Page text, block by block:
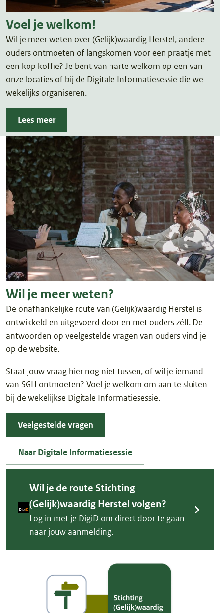
Voel je welkom!
Wil je meer weten over (Gelijk)waardig Herstel, andere
ouders ontmoeten of langskomen voor een praatje met
een kop koffie? Je bent van harte welkom op een van
onze locaties of bij de Digitale Informatiesessie die we
wekelijks organiseren.
Lees meer
Wil je meer weten?
De onafhankelijke route van (Gelijk)waardig Herstel is
ontwikkeld en uitgevoerd door en met ouders zélf. De
antwoorden op veelgestelde vragen van ouders vind je
op de website.
Staat jouw vraag hier nog niet tussen, of wil je iemand
van SGH ontmoeten? Voel je welkom om aan te sluiten
bij de wekelijkse Digitale Informatiesessie.
Veelgestelde vragen
Naar Digitale Informatiesessie
Wil je de route Stichting
(Gelijk)waardig Herstel volgen?
Log in met je DigiD om direct door te gaan
naar jouw aanmelding.